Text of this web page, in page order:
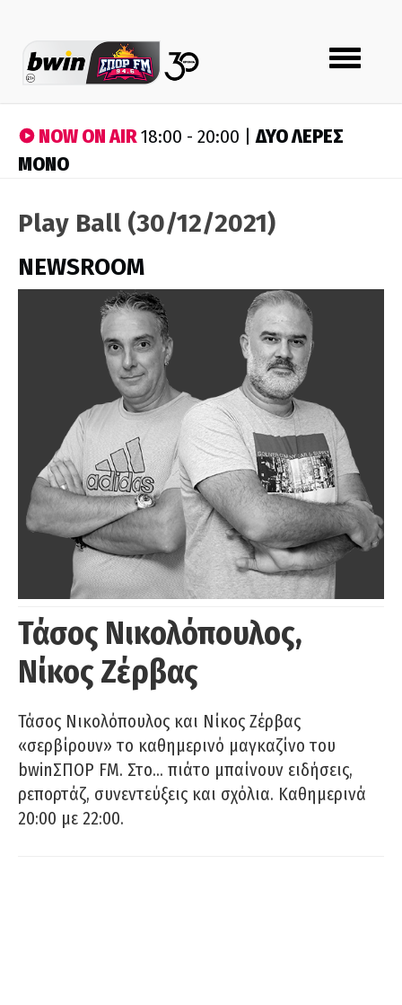
Toggle
navigation
NOW ON AIR18:00 - 20:00 |ΔΥΟ ΛΕΡΕΣ
ΜΟΝΟ
Play Ball (30/12/2021)
NEWSROOM
Τάσος Νικολόπουλος,
Νίκος Ζέρβας
Τάσος Νικολόπουλος και Νίκος Ζέρβας
«σερβίρουν» το καθημερινό μαγκαζίνο του
bwinΣΠΟΡ FM. Στο… πιάτο μπαίνουν ειδήσεις,
ρεπορτάζ, συνεντεύξεις και σχόλια. Καθημερινά
20:00 με 22:00.